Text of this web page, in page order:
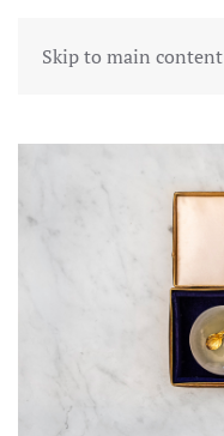
Skip to main content